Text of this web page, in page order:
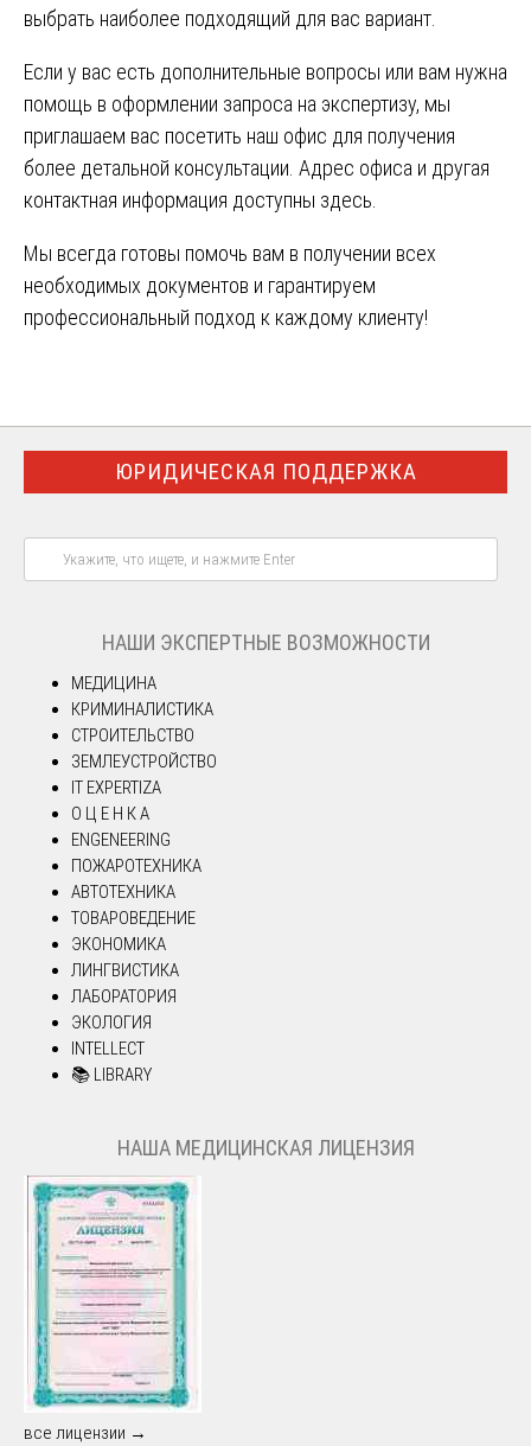
выбрать наиболее подходящий для вас вариант.
Если у вас есть дополнительные вопросы или вам нужна
помощь в оформлении запроса на экспертизу, мы
приглашаем вас посетить наш офис для получения
более детальной консультации. Адрес офиса и другая
контактная информация доступны здесь.
Мы всегда готовы помочь вам в получении всех
необходимых документов и гарантируем
профессиональный подход к каждому клиенту!
ЮРИДИЧЕСКАЯ ПОДДЕРЖКА
НАШИ ЭКСПЕРТНЫЕ ВОЗМОЖНОСТИ
МЕДИЦИНА
КРИМИНАЛИСТИКА
СТРОИТЕЛЬСТВО
ЗЕМЛЕУСТРОЙСТВО
IT EXPERTIZA
О Ц Е Н К А
ENGENEERING
ПОЖАРОТЕХНИКА
АВТОТЕХНИКА
ТОВАРОВЕДЕНИЕ
ЭКОНОМИКА
ЛИНГВИСТИКА
ЛАБОРАТОРИЯ
ЭКОЛОГИЯ
INTELLECT
📚 LIBRARY
НАША МЕДИЦИНСКАЯ ЛИЦЕНЗИЯ
все лицензии →